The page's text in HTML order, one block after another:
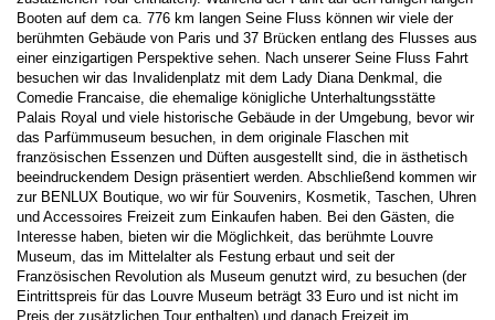
Booten auf dem ca. 776 km langen Seine Fluss können wir viele der
berühmten Gebäude von Paris und 37 Brücken entlang des Flusses aus
einer einzigartigen Perspektive sehen. Nach unserer Seine Fluss Fahrt
besuchen wir das Invalidenplatz mit dem Lady Diana Denkmal, die
Comedie Francaise, die ehemalige königliche Unterhaltungsstätte
Palais Royal und viele historische Gebäude in der Umgebung, bevor wir
das Parfümmuseum besuchen, in dem originale Flaschen mit
französischen Essenzen und Düften ausgestellt sind, die in ästhetisch
beeindruckendem Design präsentiert werden. Abschließend kommen wir
zur BENLUX Boutique, wo wir für Souvenirs, Kosmetik, Taschen, Uhren
und Accessoires Freizeit zum Einkaufen haben. Bei den Gästen, die
Interesse haben, bieten wir die Möglichkeit, das berühmte Louvre
Museum, das im Mittelalter als Festung erbaut und seit der
Französischen Revolution als Museum genutzt wird, zu besuchen (der
Eintrittspreis für das Louvre Museum beträgt 33 Euro und ist nicht im
Preis der zusätzlichen Tour enthalten) und danach Freizeit im